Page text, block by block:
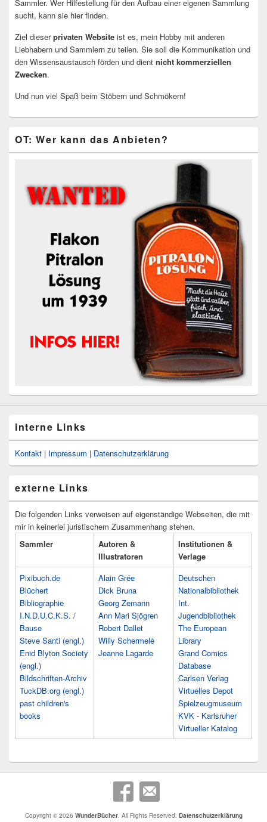
Sammler. Wer Hilfestellung für den Aufbau einer eigenen Sammlung
sucht, kann sie hier finden.
Ziel dieserprivaten Website ist es, mein Hobby mit anderen
Liebhabern und Sammlern zu teilen. Sie soll die Kommunikation und
den Wissensaustausch förden und dient nicht kommerziellen
Zwecken.
Und nun viel Spaß beim Stöbern und Schmökern!
OT: Wer kann das Anbieten?
interne Links
Kontakt | Impressum | Datenschutzerklärung
externe Links
Die folgenden Links verweisen auf eigenständige Webseiten, die mit
mir in keinerlei juristischem Zusammenhang stehen.
Sammler
Autoren &
Illustratoren
Institutionen &
Verlage
Pixibuch.de
Blüchert
Bibliographie
I.N.D.U.C.K.S. /
Bause
Steve Santi (engl.)
Enid Blyton Society
(engl.)
Bildschriften-Archiv
TuckDB.org (engl.)
past children's
books
Alain Grée
Dick Bruna
Georg Zemann
Ann Mari Sjögren
Robert Dallet
Willy Schermelé
Jeanne Lagarde
Deutschen
Nationalbibliothek
Int.
Jugendbibliothek
The European
Library
Grand Comics
Database
Carlsen Verlag
Virtuelles Depot
Spielzeugmuseum
KVK - Karlsruher
Virtueller Katalog
Copyright © 2026 WunderBücher. All Rights Reserved. Datenschutzerklärung